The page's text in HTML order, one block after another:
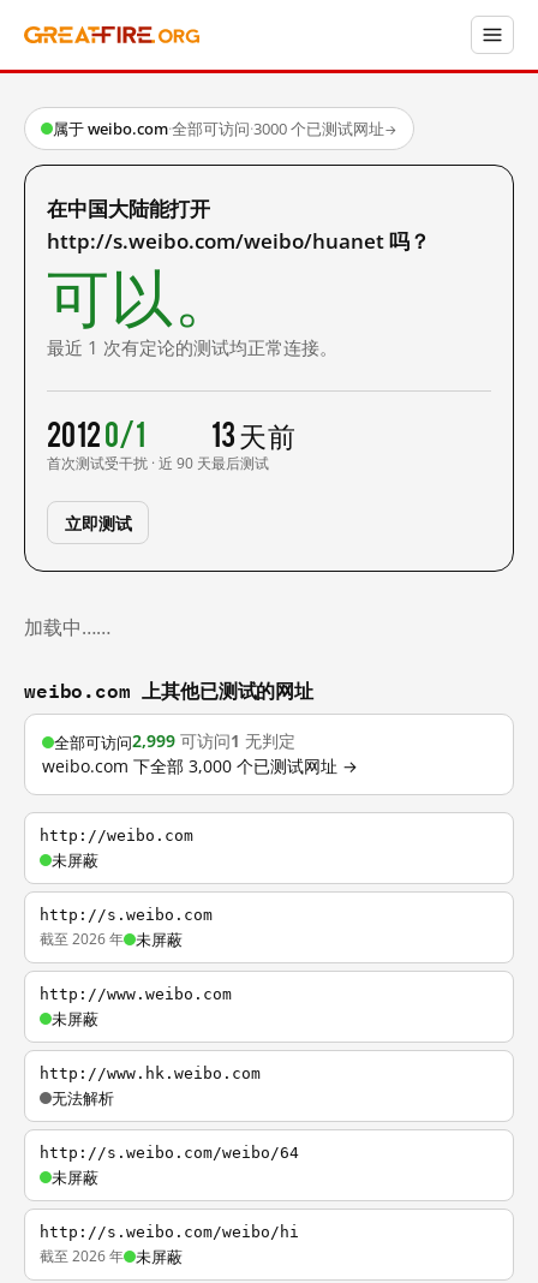
属于 weibo.com·全部可访问·3000 个已测试网址→
在中国大陆能打开
http://s.weibo.com/weibo/huanet 吗？
可以。
最近 1 次有定论的测试均正常连接。
2012
首次测试
0/1
受干扰 · 近 90 天
13 天前
最后测试
立即测试
加载中……
weibo.com 上其他已测试的网址
全部可访问2,999 可访问1 无判定
weibo.com 下全部 3,000 个已测试网址 →
http://weibo.com
未屏蔽
http://s.weibo.com
截至 2026 年 未屏蔽
http://www.weibo.com
未屏蔽
http://www.hk.weibo.com
无法解析
http://s.weibo.com/weibo/64
未屏蔽
http://s.weibo.com/weibo/hi
截至 2026 年 未屏蔽